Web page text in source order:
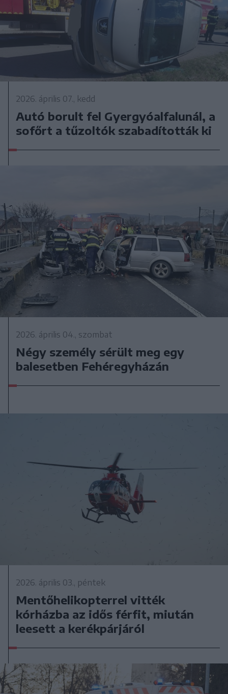
2026. április 07., kedd
Autó borult fel Gyergyóalfalunál, a
sofőrt a tűzoltók szabadították ki
2026. április 04., szombat
Négy személy sérült meg egy
balesetben Fehéregyházán
2026. április 03., péntek
Mentőhelikopterrel vitték
kórházba az idős férfit, miután
leesett a kerékpárjáról